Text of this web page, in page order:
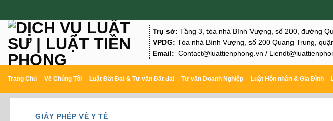
đến
nội
dung
Trụ sở: Tầng 3, tòa nhà Bình Vượng, số 200, đường
VPDG: Tòa nhà Bình Vượng, số 200 Quang Trung,
Email: Contact@luattienphong.vn /
Trang Chủ Về Chúng Tôi Luật Đất Đai & Tư vấn Đất đai Tư vấn Doanh Nghiệp Luật Hôn nhân & Gia Đình
GIẤY PHÉP VỀ Y TẾ